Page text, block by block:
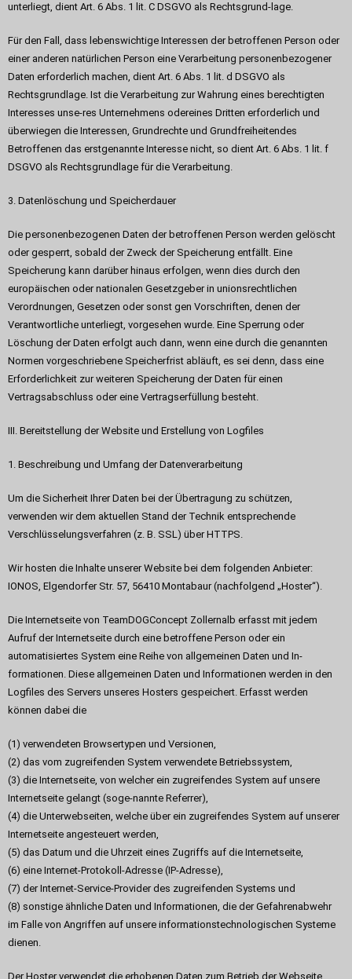
unterliegt, dient Art. 6 Abs. 1 lit. C DSGVO als Rechtsgrund-lage.
Für den Fall, dass lebenswichtige Interessen der betroffenen Person oder
einer anderen natürlichen Person eine Verarbeitung personenbezogener
Daten erforderlich machen, dient Art. 6 Abs. 1 lit. d DSGVO als
Rechtsgrundlage. Ist die Verarbeitung zur Wahrung eines berechtigten
Interesses unse-res Unternehmens odereines Dritten erforderlich und
überwiegen die Interessen, Grundrechte und Grundfreiheitendes
Betroffenen das erstgenannte Interesse nicht, so dient Art. 6 Abs. 1 lit. f
DSGVO als Rechtsgrundlage für die Verarbeitung.
3. Datenlöschung und Speicherdauer
Die personenbezogenen Daten der betroffenen Person werden gelöscht
oder gesperrt, sobald der Zweck der Speicherung entfällt. Eine
Speicherung kann darüber hinaus erfolgen, wenn dies durch den
europäischen oder nationalen Gesetzgeber in unionsrechtlichen
Verordnungen, Gesetzen oder sonst gen Vorschriften, denen der
Verantwortliche unterliegt, vorgesehen wurde. Eine Sperrung oder
Löschung der Daten erfolgt auch dann, wenn eine durch die genannten
Normen vorgeschriebene Speicherfrist abläuft, es sei denn, dass eine
Erforderlichkeit zur weiteren Speicherung der Daten für einen
Vertragsabschluss oder eine Vertragserfüllung besteht.
III. Bereitstellung der Website und Erstellung von Logfiles
1. Beschreibung und Umfang der Datenverarbeitung
Um die Sicherheit Ihrer Daten bei der Übertragung zu schützen,
verwenden wir dem aktuellen Stand der Technik entsprechende
Verschlüsselungsverfahren (z. B. SSL) über HTTPS.
Wir hosten die Inhalte unserer Website bei dem folgenden Anbieter:
IONOS, Elgendorfer Str. 57, 56410 Montabaur (nachfolgend „Hoster“).
Die Internetseite von TeamDOGConcept Zollernalb erfasst mit jedem
Aufruf der Internetseite durch eine betroffene Person oder ein
automatisiertes System eine Reihe von allgemeinen Daten und In-
formationen. Diese allgemeinen Daten und Informationen werden in den
Logfiles des Servers unseres Hosters gespeichert. Erfasst werden
können dabei die
(1) verwendeten Browsertypen und Versionen,
(2) das vom zugreifenden System verwendete Betriebssystem,
(3) die Internetseite, von welcher ein zugreifendes System auf unsere
Internetseite gelangt (soge-nannte Referrer),
(4) die Unterwebseiten, welche über ein zugreifendes System auf unserer
Internetseite angesteuert werden,
(5) das Datum und die Uhrzeit eines Zugriffs auf die Internetseite,
(6) eine Internet-Protokoll-Adresse (IP-Adresse),
(7) der Internet-Service-Provider des zugreifenden Systems und
(8) sonstige ähnliche Daten und Informationen, die der Gefahrenabwehr
im Falle von Angriffen auf unsere informationstechnologischen Systeme
dienen.
Der Hoster verwendet die erhobenen Daten zum Betrieb der Webseite